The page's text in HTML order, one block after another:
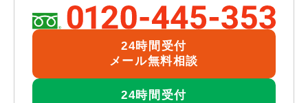
24時間受付
メール無料相談
24時間受付